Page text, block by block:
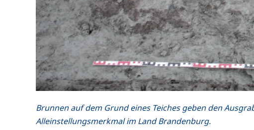
Brunnen auf dem Grund eines Teiches geben den
Alleinstellungsmerkmal im Land Brandenburg.